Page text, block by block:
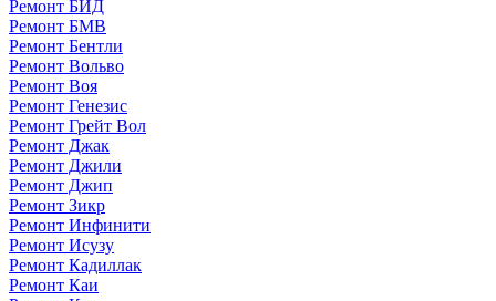
Ремонт БИД
Ремонт БМВ
Ремонт Бентли
Ремонт Вольво
Ремонт Воя
Ремонт Генезис
Ремонт Грейт Вол
Ремонт Джак
Ремонт Джили
Ремонт Джип
Ремонт Зикр
Ремонт Инфинити
Ремонт Исузу
Ремонт Кадиллак
Ремонт Каи